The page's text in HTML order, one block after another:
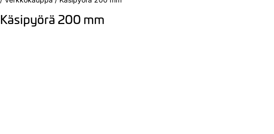
Käsipyörä 200 mm